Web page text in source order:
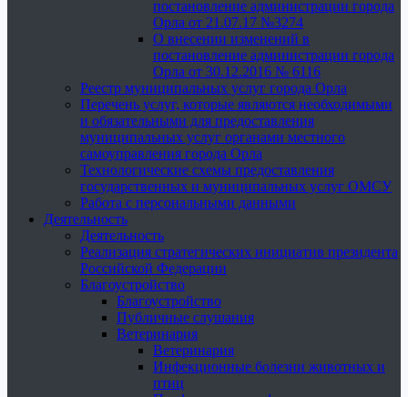
постановление администрации города
Орла от 21.07.17 №3274
О внесении изменений в
постановление администрации города
Орла от 30.12.2016 № 6116
Реестр муниципальных услуг города Орла
Перечень услуг, которые являются необходимыми
и обязательными для предоставления
муниципальных услуг органами местного
самоуправления города Орла
Технологические схемы предоставления
государственных и муниципальных услуг ОМСУ
Работа с персональными данными
Деятельность
Деятельность
Реализация стратегических инициатив президента
Российской Федерации
Благоустройство
Благоустройство
Публичные слушания
Ветеринария
Ветеринария
Инфекционные болезни животных и
птиц